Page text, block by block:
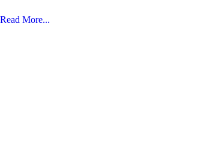
Read More...